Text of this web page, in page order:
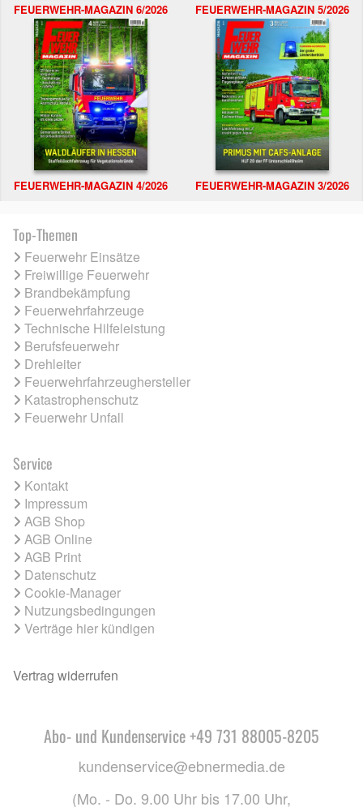
FEUERWEHR-MAGAZIN 6/2026 FEUERWEHR-MAGAZIN 5/2026
FEUERWEHR-MAGAZIN 4/2026 FEUERWEHR-MAGAZIN 3/2026
Top-Themen
Feuerwehr Einsätze
Freiwillige Feuerwehr
Brandbekämpfung
Feuerwehrfahrzeuge
Technische Hilfeleistung
Berufsfeuerwehr
Drehleiter
Feuerwehrfahrzeughersteller
Katastrophenschutz
Feuerwehr Unfall
Service
Kontakt
Impressum
AGB Shop
AGB Online
AGB Print
Datenschutz
Cookie-Manager
Nutzungsbedingungen
Verträge hier kündigen
Vertrag widerrufen
Abo- und Kundenservice +49 731 88005-8205
kundenservice@ebnermedia.de
(Mo. - Do. 9.00 Uhr bis 17.00 Uhr,